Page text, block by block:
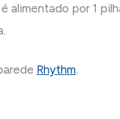
alimentado por 1
Rhythm.